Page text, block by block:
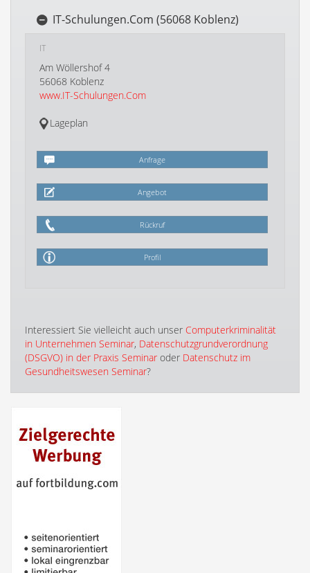
IT-Schulungen.Com (56068 Koblenz)
IT
Am Wöllershof 4
56068 Koblenz
www.IT-Schulungen.Com
Lageplan
Anfrage
Angebot
Rückruf
Profil
Interessiert Sie vielleicht auch unser Computerkriminalität
in Unternehmen Seminar, Datenschutzgrundverordnung
(DSGVO) in der Praxis Seminar oder Datenschutz im
Gesundheitswesen Seminar?